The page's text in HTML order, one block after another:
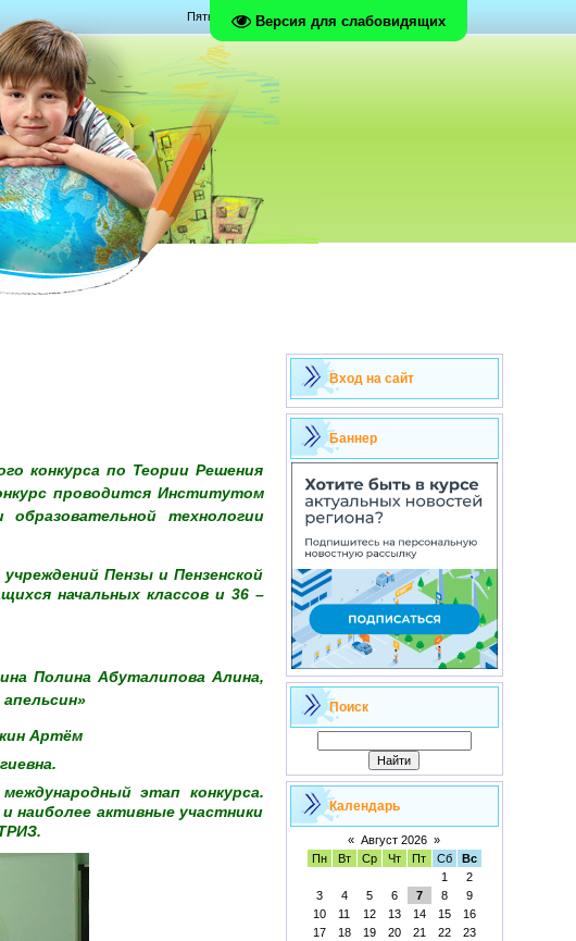
Версия для слабовидящих
Пятница, 07.08.2026, 03:40
конкурса по Теории Решения
проводится Институтом
образовательной технологии
Пензы и Пензенской
начальных классов и 36 –
Полина Абуталипова Алина,
Артём
этап конкурса.
наиболее активные участники
Вход на сайт
Баннер
Поиск
Календарь
« Август 2026 »
Пн
Вт Ср Чт Пт Сб
Вс
1
2
3
4 5 6 7 8
9
10
11 12 13 14 15
16
17
18 19 20 21 22
23